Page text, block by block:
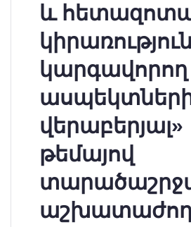
և
կարգավորող
վերաբերյալ»
թեմայով